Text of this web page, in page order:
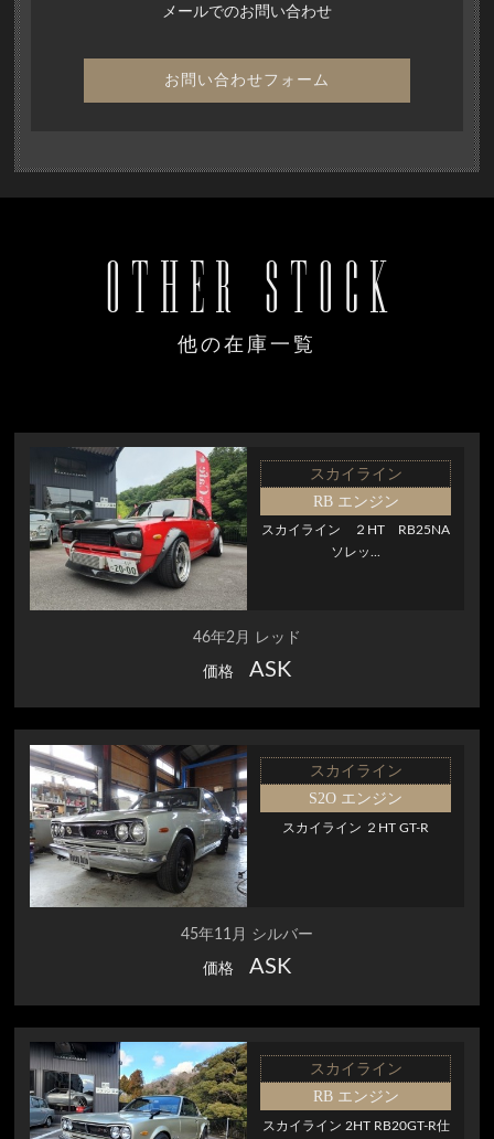
メールでのお問い合わせ
お問い合わせフォーム
OTHER STOCK
他の在庫一覧
スカイライン
RB エンジン
スカイライン ２HT RB25NA
ソレッ...
46年2月 レッド
価格 ASK
スカイライン
S2O エンジン
スカイライン ２HT GT-R
45年11月 シルバー
価格 ASK
スカイライン
RB エンジン
スカイライン 2HT RB20GT-R仕